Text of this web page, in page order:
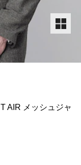
AIR メッシュジャ